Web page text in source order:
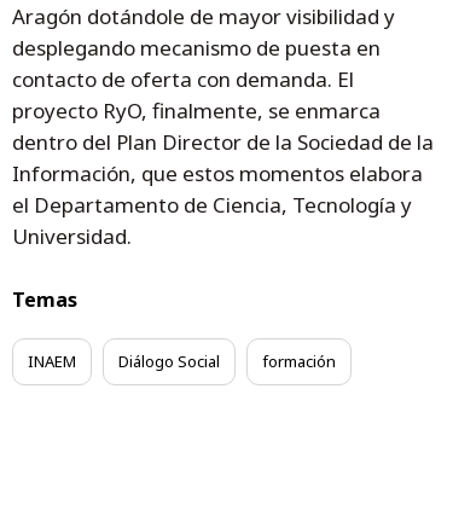
Aragón dotándole de mayor visibilidad y
desplegando mecanismo de puesta en
contacto de oferta con demanda. El
proyecto RyO, finalmente, se enmarca
dentro del Plan Director de la Sociedad de la
Información, que estos momentos elabora
el Departamento de Ciencia, Tecnología y
Universidad.
Temas
INAEM Diálogo Social formación